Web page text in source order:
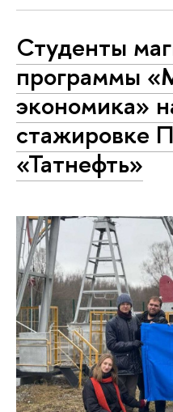
Студенты
программы
экономика»
стажировке
«Татнефть»